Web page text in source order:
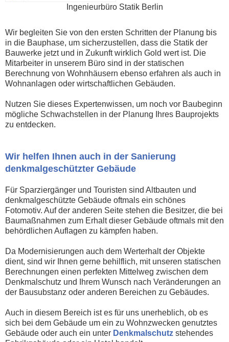
Ingenieurbüro Statik Berlin
Wir begleiten Sie von den ersten Schritten der Planung bis
in die Bauphase, um sicherzustellen, dass die Statik der
Bauwerke jetzt und in Zukunft wirklich Gold wert ist. Die
Mitarbeiter in unserem Büro sind in der statischen
Berechnung von Wohnhäusern ebenso erfahren als auch in
Wohnanlagen oder wirtschaftlichen Gebäuden.
Nutzen Sie dieses Expertenwissen, um noch vor Baubeginn
mögliche Schwachstellen in der Planung Ihres Bauprojekts
zu entdecken.
Wir helfen Ihnen auch in der Sanierung
denkmalgeschützter Gebäude
Für Sparziergänger und Touristen sind Altbauten und
denkmalgeschützte Gebäude oftmals ein schönes
Fotomotiv. Auf der anderen Seite stehen die Besitzer, die bei
Baumaßnahmen zum Erhalt dieser Gebäude oftmals mit den
behördlichen Auflagen zu kämpfen haben.
Da Modernisierungen auch dem Werterhalt der Objekte
dient, sind wir Ihnen gerne behilflich, mit unseren statischen
Berechnungen einen perfekten Mittelweg zwischen dem
Denkmalschutz und Ihrem Wunsch nach Veränderungen an
der Bausubstanz oder anderen Bereichen zu Gebäudes.
Auch in diesem Bereich ist es für uns unerheblich, ob es
sich bei dem Gebäude um ein zu Wohnzwecken genutztes
Gebäude oder auch ein unter Denkmalschutz stehendes